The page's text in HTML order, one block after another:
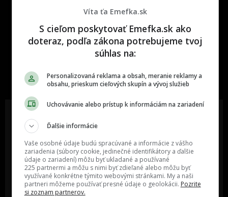
najzabávnejšie miesto na svete
ľudí v rôznych vekových
kategóriách a na rôznych
sociálnych sieťach a nakopni svoj
biznis alebo produkt.
MÁM ZÁUJEM O
poznáš niekoho, o kom by sme
mali určite napísať?
Víta ťa Emefka.sk
S cieľom poskytovať Emefka.sk ako
doteraz, podľa zákona potrebujeme tvoj
súhlas na:
Personalizovaná reklama a obsah, meranie reklamy a
obsahu, prieskum cieľových skupín a vývoj služieb
Uchovávanie alebo prístup k informáciám na zariadení
Ďalšie informácie
Vaše osobné údaje budú spracúvané a informácie z vášho
zariadenia (súbory cookie, jedinečné identifikátory a ďalšie
údaje o zariadení) môžu byť ukladané a používané
225 partnermi a môžu s nimi byť zdieľané alebo môžu byť
využívané konkrétne týmito webovými stránkami. My a naši
partneri môžeme používať presné údaje o geolokácii. Pozrite
si zoznam partnerov.